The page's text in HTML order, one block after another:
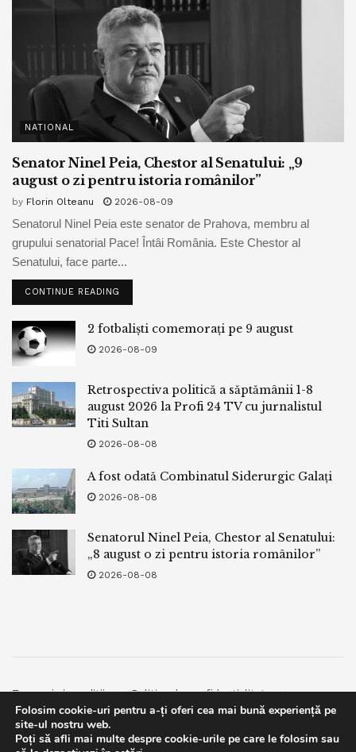
NATIONAL
Senator Ninel Peia, Chestor al Senatului: „9
august o zi pentru istoria românilor”
by Florin Olteanu 2026-08-09
Senatorul Ninel Peia este senator de Prahova, membru al
grupului senatorial Pace! Întâi România. Este Chestor al
Senatului, face parte...
CONTINUE READING
2 fotbaliști comemorați pe 9 august
2026-08-09
Retrospectiva politică a săptămânii 1-8
august 2026 la Profi 24 TV cu jurnalistul
Titi Sultan
2026-08-08
A fost odată Combinatul Siderurgic Galați
2026-08-08
Senatorul Ninel Peia, Chestor al Senatului:
„8 august o zi pentru istoria românilor”
2026-08-08
Termeni si conditii
Politica de confidentialitate
Facebook
Contact
© 2019bpnews- Business & Politics Newsbpnews.
Folosim cookie-uri pentru a-ți oferi cea mai bună experiență pe
site-ul nostru web.
Poți să afli mai multe despre cookie-urile pe care le folosim sau